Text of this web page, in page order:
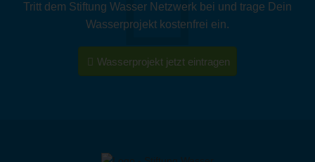
Tritt dem Stiftung Wasser Netzwerk bei und trage Dein
Wasserprojekt kostenfrei ein.
Wasserprojekt jetzt eintragen